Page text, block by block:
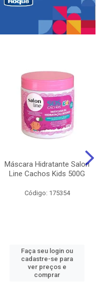
Máscara Hidratante Salon
Line Cachos Kids 500G
Código: 175354
Faça seu login ou
cadastre-se para
ver preços e
comprar